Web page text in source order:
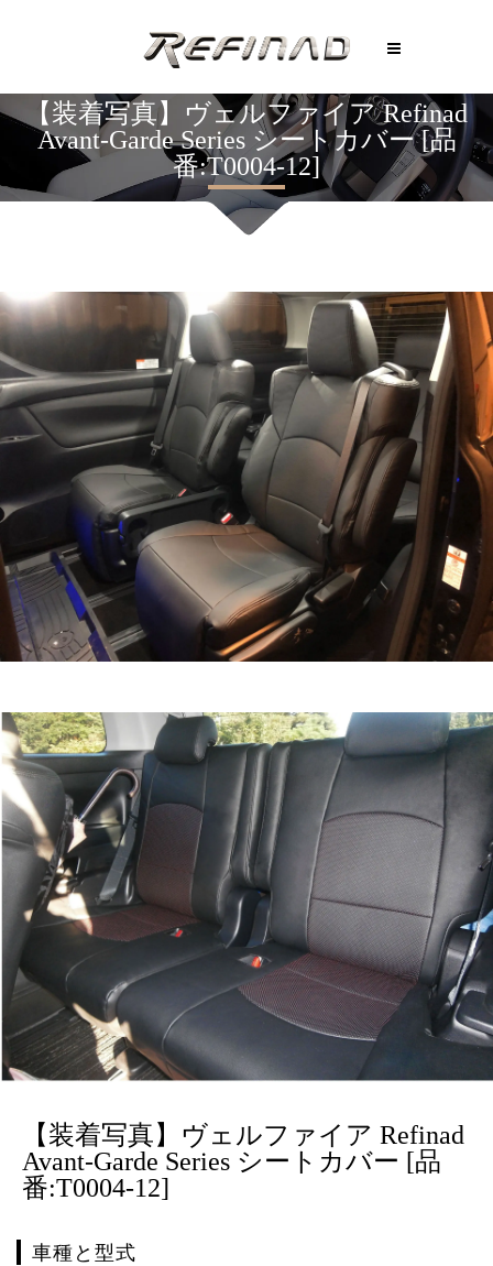
【装着写真】ヴェルファイア Refinad
Avant-Garde Series シートカバー [品
番:T0004-12]
【装着写真】ヴェルファイア Refinad
Avant-Garde Series シートカバー [品
番:T0004-12]
車種と型式